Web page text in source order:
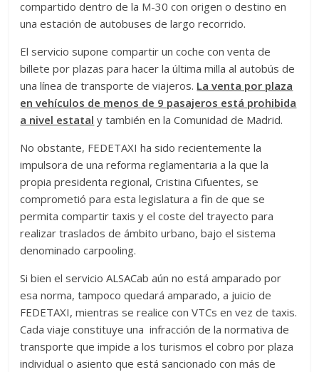
compartido dentro de la M-30 con origen o destino en
una estación de autobuses de largo recorrido.
El servicio supone compartir un coche con venta de
billete por plazas para hacer la última milla al autobús de
una línea de transporte de viajeros. La venta por plaza
en vehículos de menos de 9 pasajeros está prohibida
a nivel estatal y también en la Comunidad de Madrid.
No obstante, FEDETAXI ha sido recientemente la
impulsora de una reforma reglamentaria a la que la
propia presidenta regional, Cristina Cifuentes, se
comprometió para esta legislatura a fin de que se
permita compartir taxis y el coste del trayecto para
realizar traslados de ámbito urbano, bajo el sistema
denominado carpooling.
Si bien el servicio ALSACab aún no está amparado por
esa norma, tampoco quedará amparado, a juicio de
FEDETAXI, mientras se realice con VTCs en vez de taxis.
Cada viaje constituye una infracción de la normativa de
transporte que impide a los turismos el cobro por plaza
individual o asiento que está sancionado con más de